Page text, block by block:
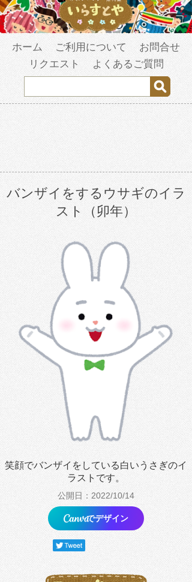
ホーム ご利用について
お問合せ
リクエスト
よくあるご質問
バンザイをするウサギのイラ
スト（卯年）
笑顔でバンザイをしている白いうさぎのイ
ラストです。
公開日：2022/10/14
でデザイン